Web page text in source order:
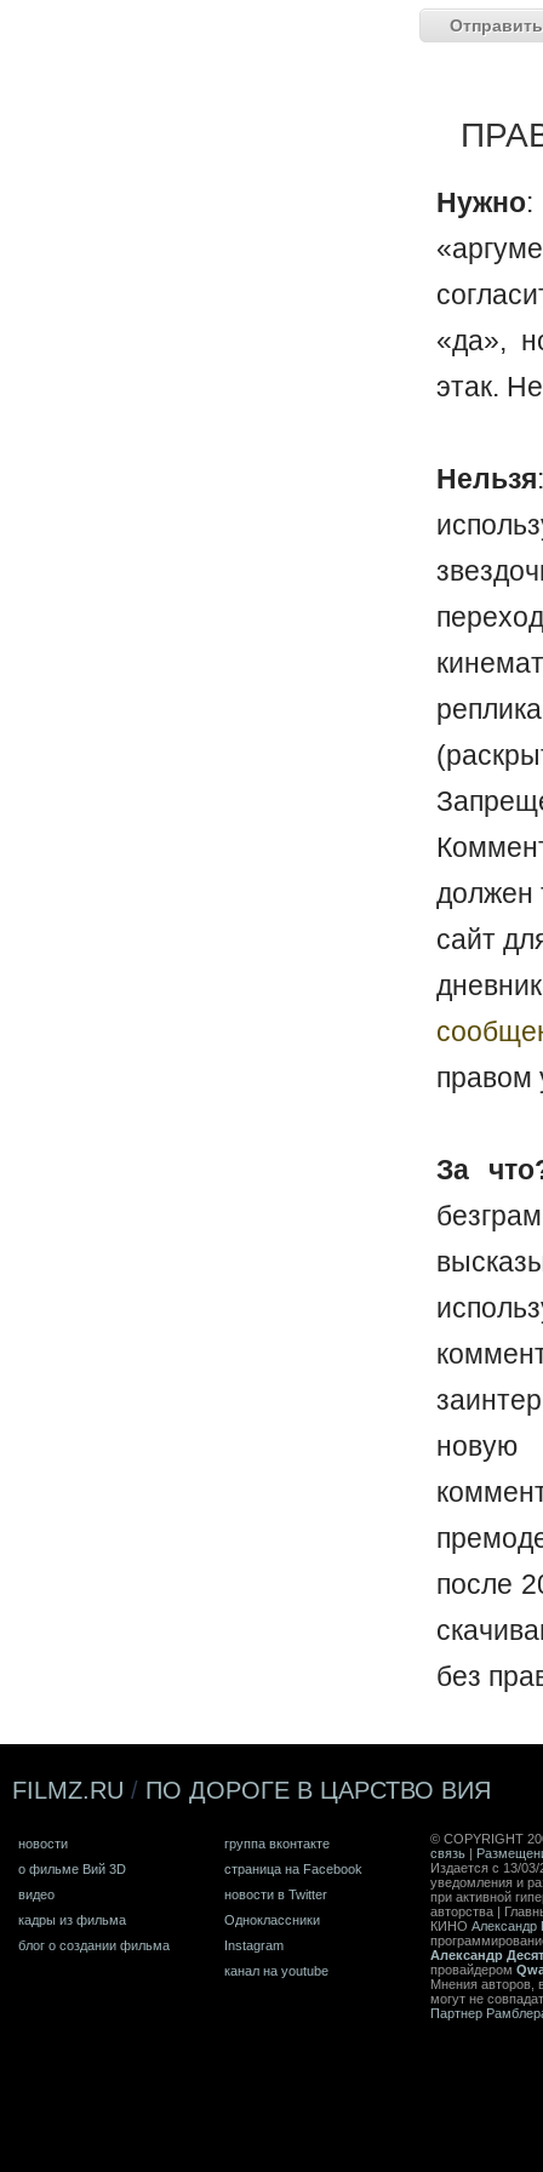
Нужно:
«да»,
этак.
Нельзя
должен
сайт
правом
За
новую
после
без
FILMZ.RU / ПО ДОРОГЕ В ЦАРСТВО ВИЯ
новости
о фильме Вий 3D
видео
кадры из фильма
блог о создании фильма
группа вконтакте
страница на Facebook
новости в Twitter
Одноклассники
Instagram
канал на youtube
© COPYRIGHT
связь |
Издается с 13/
уведомления и
при активной
авторства |
КИНО Александр
Александр
провайдером
Мнения авторов,
могут не
Партнер